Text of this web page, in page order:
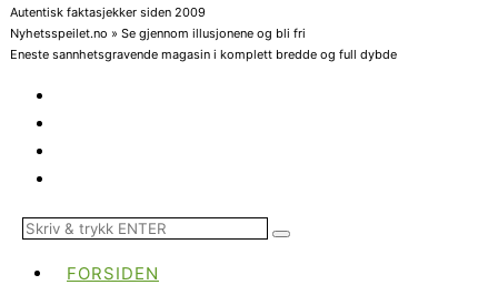
Autentisk faktasjekker siden 2009
Nyhetsspeilet.no » Se gjennom illusjonene og bli fri
Eneste sannhetsgravende magasin i komplett bredde og full dybde
FORSIDEN